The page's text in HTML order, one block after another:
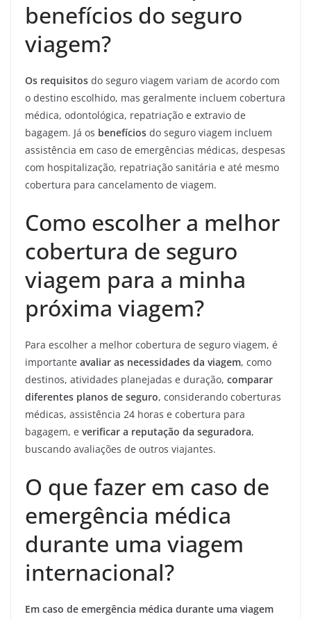
benefícios do seguro
viagem?
Os requisitos do seguro viagem variam de acordo com
o destino escolhido, mas geralmente incluem cobertura
médica, odontológica, repatriação e extravio de
bagagem. Já os benefícios do seguro viagem incluem
assistência em caso de emergências médicas, despesas
com hospitalização, repatriação sanitária e até mesmo
cobertura para cancelamento de viagem.
Como escolher a melhor
cobertura de seguro
viagem para a minha
próxima viagem?
Para escolher a melhor cobertura de seguro viagem, é
importante avaliar as necessidades da viagem, como
destinos, atividades planejadas e duração, comparar
diferentes planos de seguro, considerando coberturas
médicas, assistência 24 horas e cobertura para
bagagem, e verificar a reputação da seguradora,
buscando avaliações de outros viajantes.
O que fazer em caso de
emergência médica
durante uma viagem
internacional?
Em caso de emergência médica durante uma viagem